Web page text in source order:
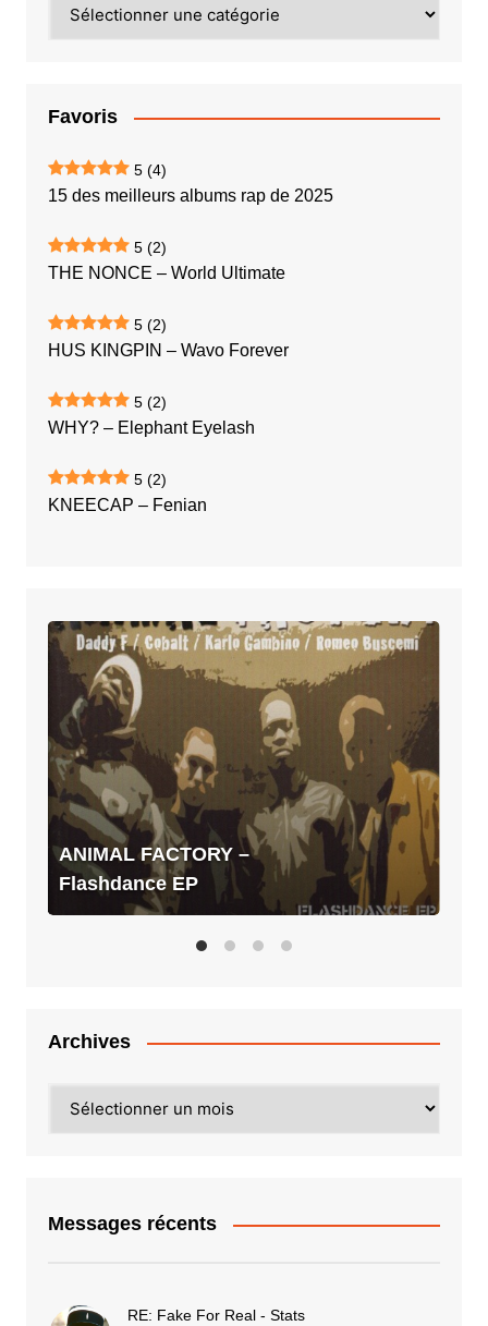
Favoris
5 (4)
15 des meilleurs albums rap de 2025
5 (2)
THE NONCE – World Ultimate
5 (2)
HUS KINGPIN – Wavo Forever
5 (2)
WHY? – Elephant Eyelash
5 (2)
KNEECAP – Fenian
ANIMAL FACTORY –
Flashdance EP
ANIMAL
FACTORY
Flashdance
EP
Archives
Messages récents
RE: Fake For Real - Stats